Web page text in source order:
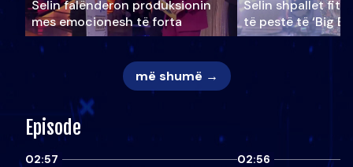
Selin falënderon produksionin
mes emocionesh të forta
Selin shpallet
të pestë të ‘Big
më shumë →
Episode
02:57 02:56